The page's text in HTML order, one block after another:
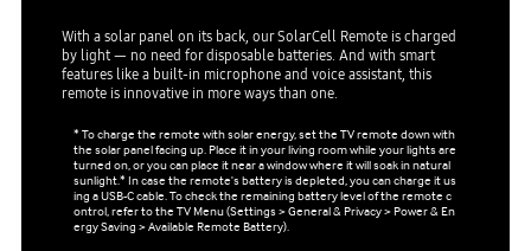
With a solar panel on its back, our SolarCell Remote is charged
by light — no need for disposable batteries. And with smart
features like a built-in microphone and voice assistant, this
remote is innovative in more ways than one.
* To charge the remote with solar energy, set the TV remote down with
the solar panel facing up. Place it in your living room while your lights are
turned on, or you can place it near a window where it will soak in natural
sunlight.* In case the remote's battery is depleted, you can charge it us
ing a USB-C cable. To check the remaining battery level of the remote c
ontrol, refer to the TV Menu (Settings > General & Privacy > Power & En
ergy Saving > Available Remote Battery).